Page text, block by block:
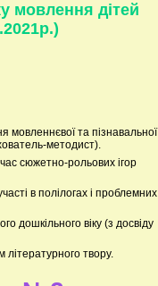
мовлення дітей
мовленнєвої та пізнавальної
методист).
час сюжетно-рольових ігор
в полілогах і проблемних
дошкільного віку (з досвіду
літературного твору.